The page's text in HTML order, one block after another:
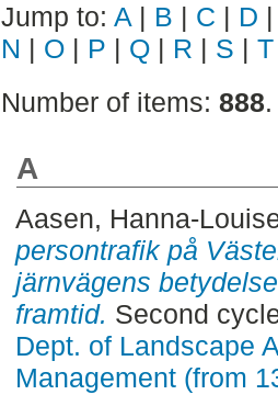
Jump to: A | B | C | D
N | O | P | Q | R | S | T
Number of items: 888.
A
Aasen, Hanna-
persontrafik på
järnvägens
framtid. Second
Dept. of Landscape
Management (from